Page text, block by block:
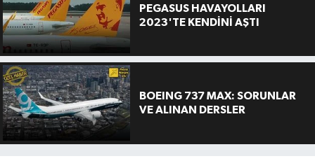
PEGASUS HAVAYOLLARI
2023'TE KENDİNİ AŞTI
BOEING 737 MAX: SORUNLAR
VE ALINAN DERSLER